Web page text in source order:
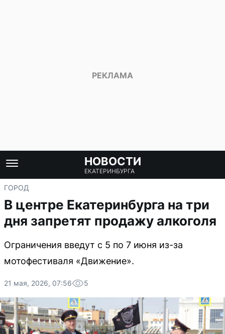
НОВОСТИ
ЕКАТЕРИНБУРГА
ГОРОД
В центре Екатеринбурга на три
дня запретят продажу алкоголя
Ограничения введут с 5 по 7 июня из-за
мотофестиваля «Движение».
21 мая, 2026, 07:56 5